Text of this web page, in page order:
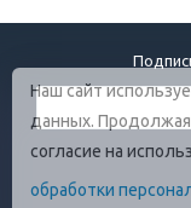
Наш сайт
данных. Продолжая
согласие на
обработки